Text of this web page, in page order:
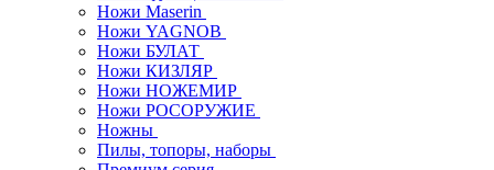
Ножи Maserin
Ножи YAGNOB
Ножи БУЛАТ
Ножи КИЗЛЯР
Ножи НОЖЕМИР
Ножи РОСОРУЖИЕ
Ножны
Пилы, топоры, наборы